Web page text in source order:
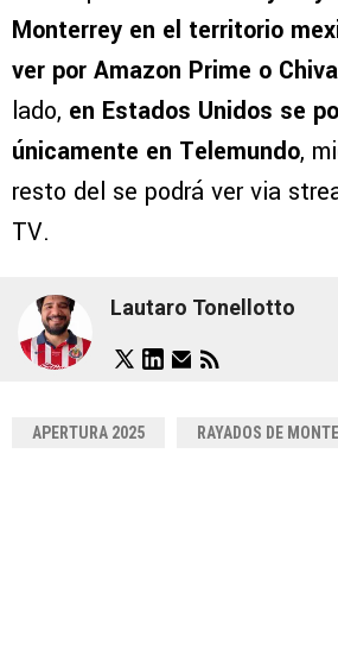
Monterrey en el territorio
ver por Amazon Prime o
lado, en Estados Unidos se
únicamente en Telemundo,
resto del se podrá ver via
TV.
Lautaro Tonellotto
APERTURA 2025 RAYADOS DE